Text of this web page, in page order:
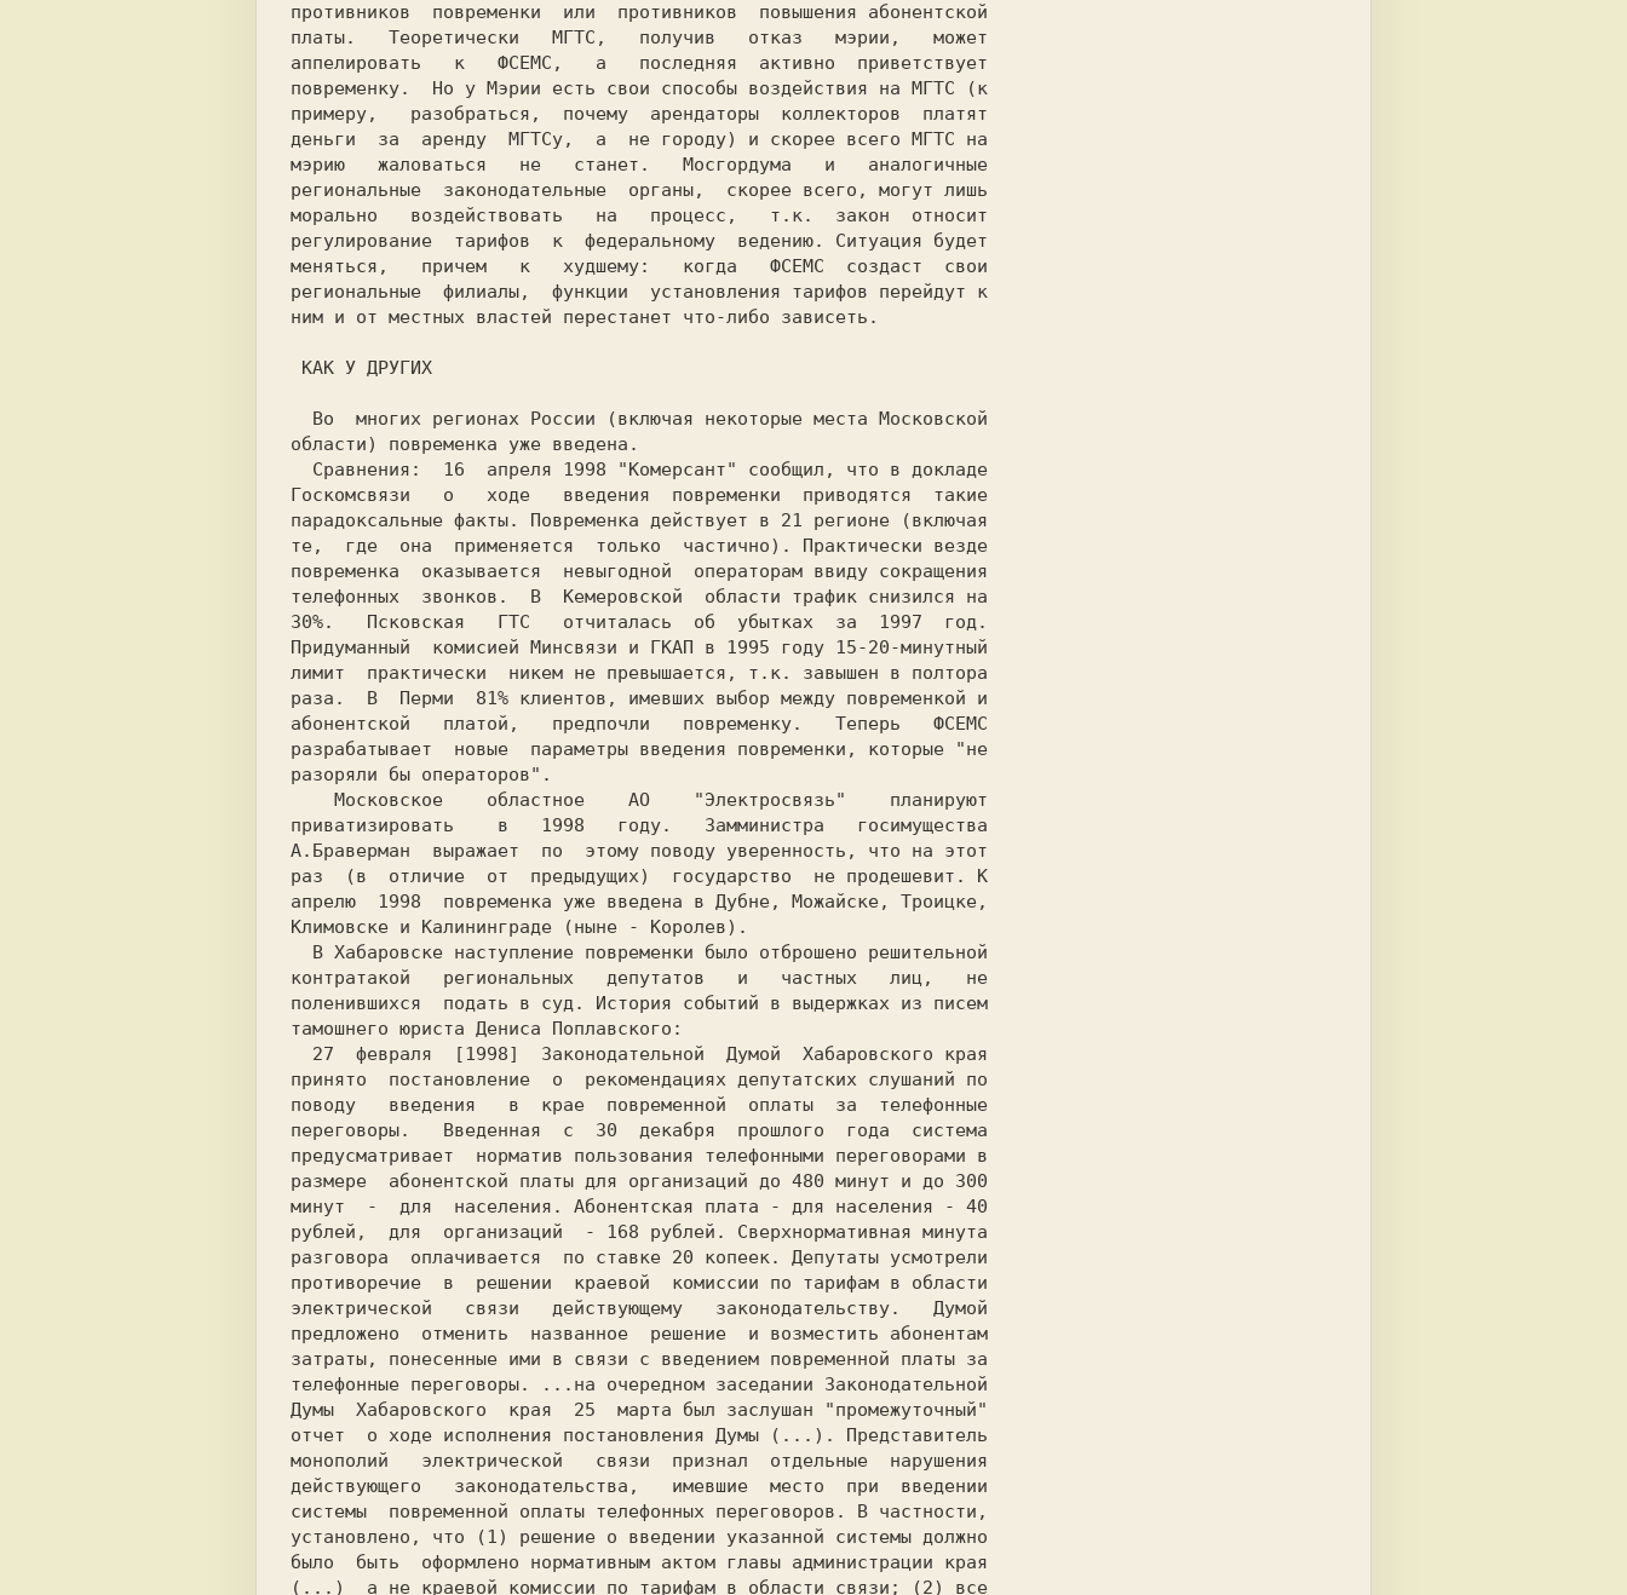
противников  повременки  или  противников  повышения абонентской
платы.   Теоретически   МГТС,   получив   отказ   мэрии,   может
аппелировать   к   ФСЕМС,   а   последняя  активно  приветствует
повременку.  Hо у Мэрии есть свои способы воздействия на МГТС (к
примеру,   разобраться,  почему  арендаторы  коллекторов  платят
деньги  за  аренду  МГТСу,  а  не городу) и скорее всего МГТС на
мэрию   жаловаться   не   станет.   Мосгордума   и   аналогичные
региональные  законодательные  органы,  скорее всего, могут лишь
морально   воздействовать   на   процесс,   т.к.  закон  относит
регулирование  тарифов  к  федеральному  ведению. Ситуация будет
меняться,   причем   к   худшему:   когда   ФСЕМС  создаст  свои
региональные  филиалы,  функции  установления тарифов перейдут к
ним и от местных властей перестанет что-либо зависеть.
Госкомсвязи   о   ходе   введения  повременки  приводятся  такие
парадоксальные факты. Повременка действует в 21 регионе (включая
те,  где  она  применяется  только  частично). Практически везде
повременка  оказывается  невыгодной  операторам ввиду сокращения
телефонных  звонков.  В  Кемеровской  области трафик снизился на
30%.   Псковская   ГТС   отчиталась  об  убытках  за  1997  год.
Придуманный  комисией Минсвязи и ГКАП в 1995 году 15-20-минутный
лимит  практически  никем не превышается, т.к. завышен в полтора
раза.  В  Перми  81% клиентов, имевших выбор между повременкой и
абонентской   платой,   предпочли   повременку.   Теперь   ФСЕМС
разрабатывает  новые  параметры введения повременки, которые "не
приватизировать    в   1998   году.   Замминистра   госимущества
А.Браверман  выражает  по  этому поводу уверенность, что на этот
раз  (в  отличие  от  предыдущих)  государство  не продешевит. К
апрелю  1998  повременка уже введена в Дубне, Можайске, Троицке,
контратакой   региональных   депутатов   и   частных   лиц,   не
поленившихся  подать в суд. История событий в выдержках из писем
принято  постановление  о  рекомендациях депутатских слушаний по
поводу   введения   в  крае  повременной  оплаты  за  телефонные
переговоры.   Введенная  с  30  декабря  прошлого  года  система
предусматривает  норматив пользования телефонными переговорами в
размере  абонентской платы для организаций до 480 минут и до 300
минут  -  для  населения. Абонентская плата - для населения - 40
рублей,  для  организаций  - 168 рублей. Сверхнормативная минута
разговора  оплачивается  по ставке 20 копеек. Депутаты усмотрели
противоречие  в  решении  краевой  комиссии по тарифам в области
электрической   связи   действующему   законодательству.   Думой
предложено  отменить  названное  решение  и возместить абонентам
затраты, понесенные ими в связи с введением повременной платы за
телефонные переговоры. ...на очередном заседании Законодательной
Думы  Хабаровского  края  25  марта был заслушан "промежуточный"
отчет  о ходе исполнения постановления Думы (...). Представитель
монополий   электрической   связи  признал  отдельные  нарушения
действующего   законодательства,   имевшие  место  при  введении
системы  повременной оплаты телефонных переговоров. В частности,
установлено, что (1) решение о введении указанной системы должно
было  быть  оформлено нормативным актом главы администрации края
(...)  а не краевой комиссии по тарифам в области связи; (2) все